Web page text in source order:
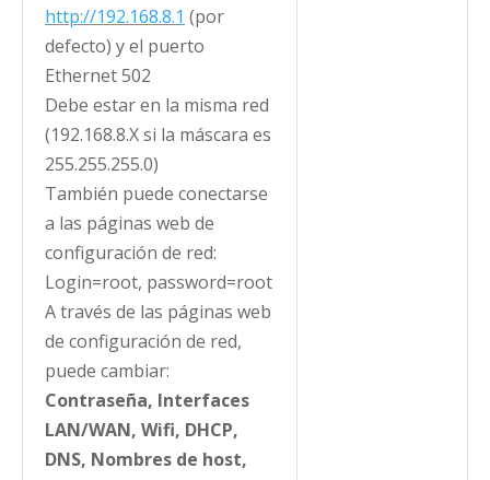
http://192.168.8.1 (por
defecto) y el puerto
Ethernet 502
Debe estar en la misma red
(192.168.8.X si la máscara es
255.255.255.0)
También puede conectarse
a las páginas web de
configuración de red:
Login=root, password=root
A través de las páginas web
de configuración de red,
puede cambiar:
Contraseña, Interfaces
LAN/WAN, Wifi, DHCP,
DNS, Nombres de host,